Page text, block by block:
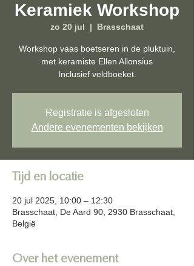
Keramiek Workshop
zo 20 jul
  |
Brasschaat
Workshop vaas boetseren in de pluktuin,
met keramiste Ellen Allonsius
Inclusief veldboeket.
Registratie is afgesloten
Andere evenementen bekijken
Tijd en locatie
20 jul 2025, 10:00 – 12:30
Brasschaat, De Aard 90, 2930 Brasschaat,
België
Over het evenement